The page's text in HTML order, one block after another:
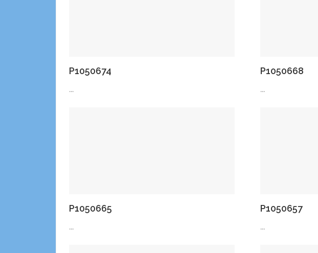
P1050674
...
P1050668
...
P1050665
...
P1050657
...